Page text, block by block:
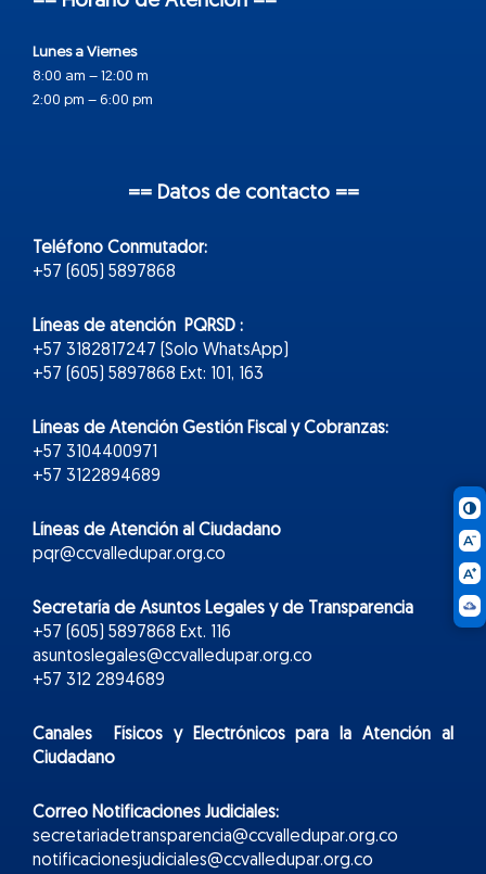
Lunes a Viernes
8:00 am – 12:00 m
2:00 pm – 6:00 pm
== Datos de contacto ==
Teléfono Conmutador:
+57 (605) 5897868
Líneas de atención PQRSD :
+57 3182817247 (Solo WhatsApp)
+57 (605) 5897868 Ext: 101, 163
Líneas de Atención Gestión Fiscal y Cobranzas:
+57 3104400971
+57 3122894689
Líneas de Atención al Ciudadano
pqr@ccvalledupar.org.co
Secretaría de Asuntos Legales y de Transparencia
+57 (605) 5897868 Ext. 116
asuntoslegales@ccvalledupar.org.co
+57 312 2894689
Canales Físicos yElectrónicospara la Atención al
Ciudadano
Correo Notificaciones Judiciales:
secretariadetransparencia@ccvalledupar.org.co
notificacionesjudiciales@ccvalledupar.org.co